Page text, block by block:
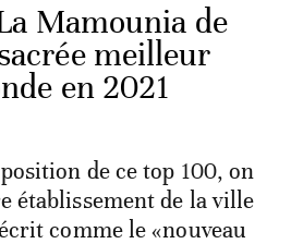
Mamounia de
meilleur
en 2021
de ce top 100, on
établissement de la ville
comme le «nouveau